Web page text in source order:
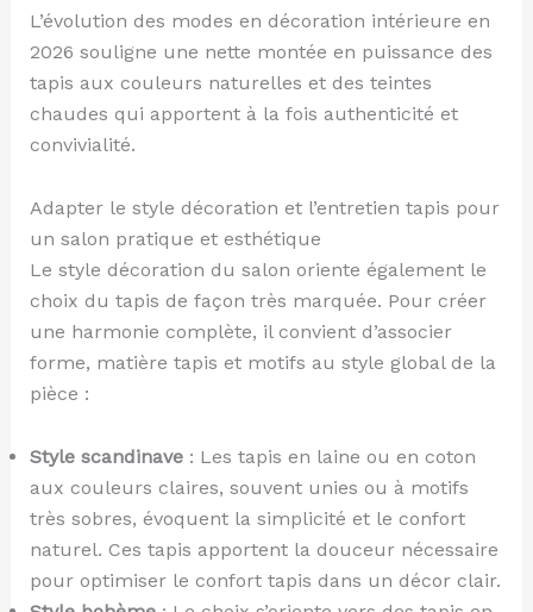
L’évolution des modes en décoration intérieure en
2026 souligne une nette montée en puissance des
tapis aux couleurs naturelles et des teintes
chaudes qui apportent à la fois authenticité et
convivialité.
Adapter le style décoration et l’entretien tapis pour
un salon pratique et esthétique
Le style décoration du salon oriente également le
choix du tapis de façon très marquée. Pour créer
une harmonie complète, il convient d’associer
forme, matière tapis et motifs au style global de la
pièce :
Style scandinave: Les tapis en laine ou en coton
aux couleurs claires, souvent unies ou à motifs
très sobres, évoquent la simplicité et le confort
naturel. Ces tapis apportent la douceur nécessaire
pour optimiser le confort tapis dans un décor clair.